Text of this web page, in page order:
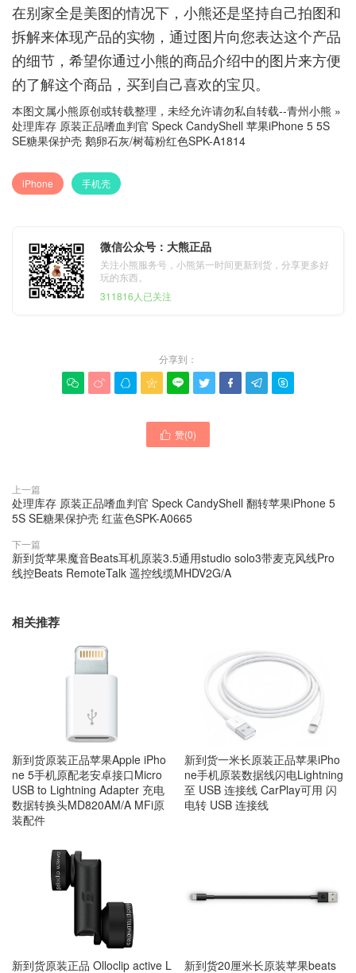
在别家全是美图的情况下，小熊还是坚持自己拍图和
拆解来体现产品的实物，通过图片向您表达这个产品
的细节，希望你通过小熊的商品介绍中的图片来方便
的了解这个商品，买到自己喜欢的宝贝。
本图文属小熊原创或转载整理，未经允许请勿私自转载--青州小熊 »
处理库存 原装正品嗜血判官 Speck CandyShell 苹果iPhone 5 5S
SE糖果保护壳 鹅卵石灰/树莓粉红色SPK-A1814
iPhone 手机壳
微信公众号：大熊正品
关注小熊服务号，小熊第一时间更新到货，分享更多好
玩的东西。
311816人已关注
分享到：
        
 赞(0)
上一篇
处理库存 原装正品嗜血判官 Speck CandyShell 翻转苹果iPhone 5
5S SE糖果保护壳 红蓝色SPK-A0665
下一篇
新到货苹果魔音Beats耳机原装3.5通用studio solo3带麦克风线Pro
线控Beats RemoteTalk 遥控线缆MHDV2G/A
相关推荐
新到货原装正品苹果Apple iPho
ne 5手机原配老安卓接口Micro
USB to Lightning Adapter 充电
数据转换头MD820AM/A MFi原
装配件
新到货一米长原装正品苹果iPho
ne手机原装数据线闪电Lightning
至 USB 连接线 CarPlay可用 闪
电转 USB 连接线
新到货原装正品 Olloclip active L
新到货20厘米长原装苹果beats